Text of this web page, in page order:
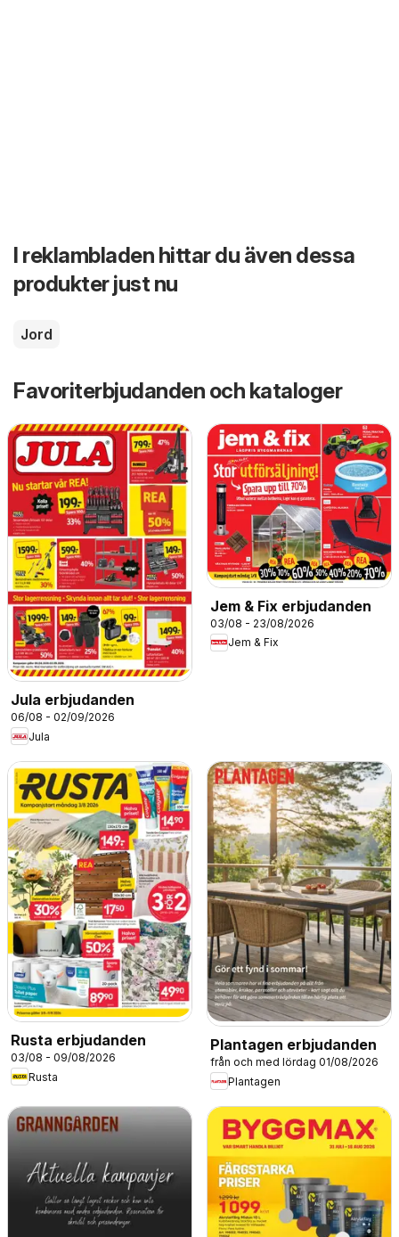
I reklambladen hittar du även dessa
produkter just nu
Jord
Favoriterbjudanden och kataloger
Jula erbjudanden
06/08 - 02/09/2026
Jula
Jem & Fix erbjudanden
03/08 - 23/08/2026
Jem & Fix
Rusta erbjudanden
03/08 - 09/08/2026
Rusta
Plantagen erbjudanden
från och med lördag 01/08/2026
Plantagen